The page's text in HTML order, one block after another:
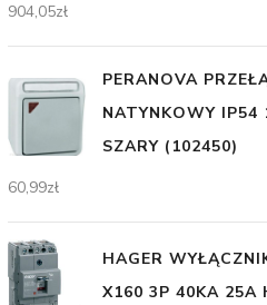
904,05zł
PERANOVA
NATYNKOWY IP54
SZARY (102450)
60,99zł
HAGER
X160 3P 40KA 25A